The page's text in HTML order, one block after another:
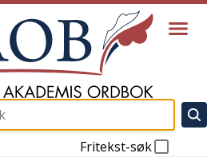
Fritekst-søk